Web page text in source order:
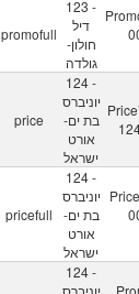
promofull
123 -
דיל
חולון-
גולדה
price
124 -
יוניברס
בת ים-
אורט
ישראל
pricefull
124 -
יוניברס
בת ים-
אורט
ישראל
124 -
יוניברס